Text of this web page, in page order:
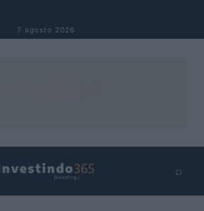
7 agosto 2026
⌕